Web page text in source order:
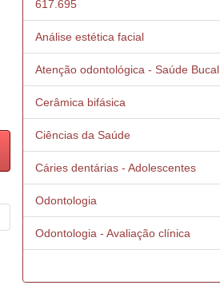
617.695
Análise estética facial
Atenção odontológica - Saúde Bucal
Cerâmica bifásica
Ciências da Saúde
Cáries dentárias - Adolescentes
Odontologia
Odontologia - Avaliação clínica